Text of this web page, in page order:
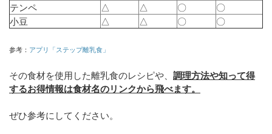
テンペ
△ △ 〇
〇
小豆
△ △ 〇 〇
参考： アプリ「ステップ離乳食」
その食材を使用した離乳食のレシピや、 調理方法や知って得
するお得情報は食材名のリンクから飛べます。
ぜひ参考にしてください。